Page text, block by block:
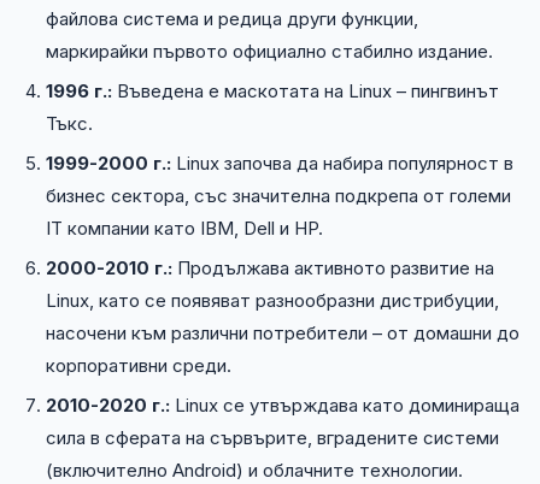
файлова система и редица други функции,
маркирайки първото официално стабилно издание.
1996 г.: Въведена е маскотата на Linux – пингвинът
Тъкс.
1999-2000 г.: Linux започва да набира популярност в
бизнес сектора, със значителна подкрепа от големи
IT компании като IBM, Dell и HP.
2000-2010 г.: Продължава активното развитие на
Linux, като се появяват разнообразни дистрибуции,
насочени към различни потребители – от домашни до
корпоративни среди.
2010-2020 г.: Linux се утвърждава като доминираща
сила в сферата на сървърите, вградените системи
(включително Android) и облачните технологии.